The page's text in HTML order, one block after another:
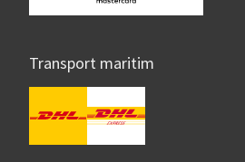
Transport maritim